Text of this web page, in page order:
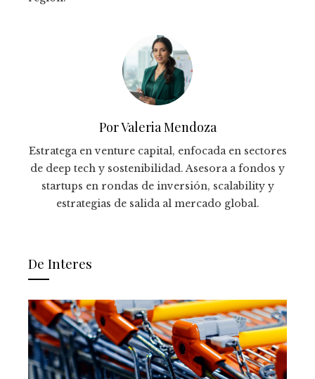
Por Valeria Mendoza
Estratega en venture capital, enfocada en sectores
de deep tech y sostenibilidad. Asesora a fondos y
startups en rondas de inversión, scalability y
estrategias de salida al mercado global.
De Interes